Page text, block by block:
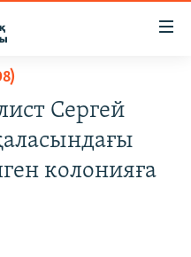
Сергей
колонияға